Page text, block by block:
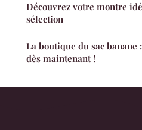
Découvrez votre montre
sélection
La boutique du sac banane
dès maintenant !